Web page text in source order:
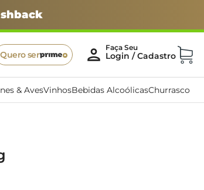
Quero ser
& AvesVinhosBebidas AlcoólicasChurrasco